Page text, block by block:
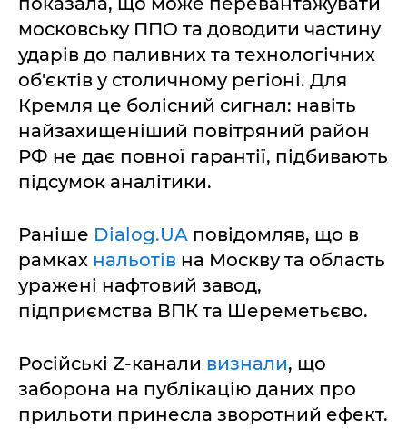
московську ППО та доводити частину
ударів до паливних та технологічних
об'єктів у столичному регіоні. Для
Кремля це болісний сигнал: навіть
найзахищеніший повітряний район
РФ не дає повної гарантії, підбивають
підсумок аналітики.
Раніше Dialog.UA повідомляв, що в
рамках нальотів на Москву та область
уражені нафтовий завод,
підприємства ВПК та Шереметьєво.
Російські Z-канали визнали, що
заборона на публікацію даних про
прильоти принесла зворотний ефект.